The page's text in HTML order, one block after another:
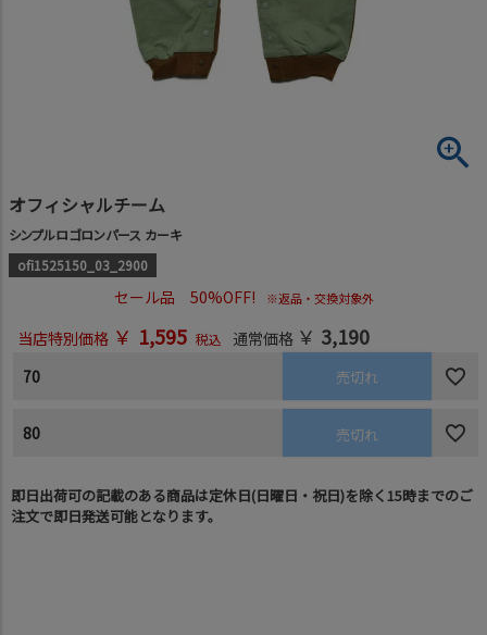
オフィシャルチーム
シンプルロゴロンパース カーキ
ofi1525150_03_2900
セール品 50%OFF! ※返品・交換対象外
当店特別価格 ￥ 1,595 税込 通常価格 ￥ 3,190
70 売切れ
80 売切れ
即日出荷可の記載のある商品は定休日(日曜日・祝日)を除く15時までのご
注文で即日発送可能となります。